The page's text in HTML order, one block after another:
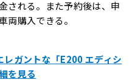
される。また予約後は、申
両購入できる。
レガントな「E200 エディシ
を見る